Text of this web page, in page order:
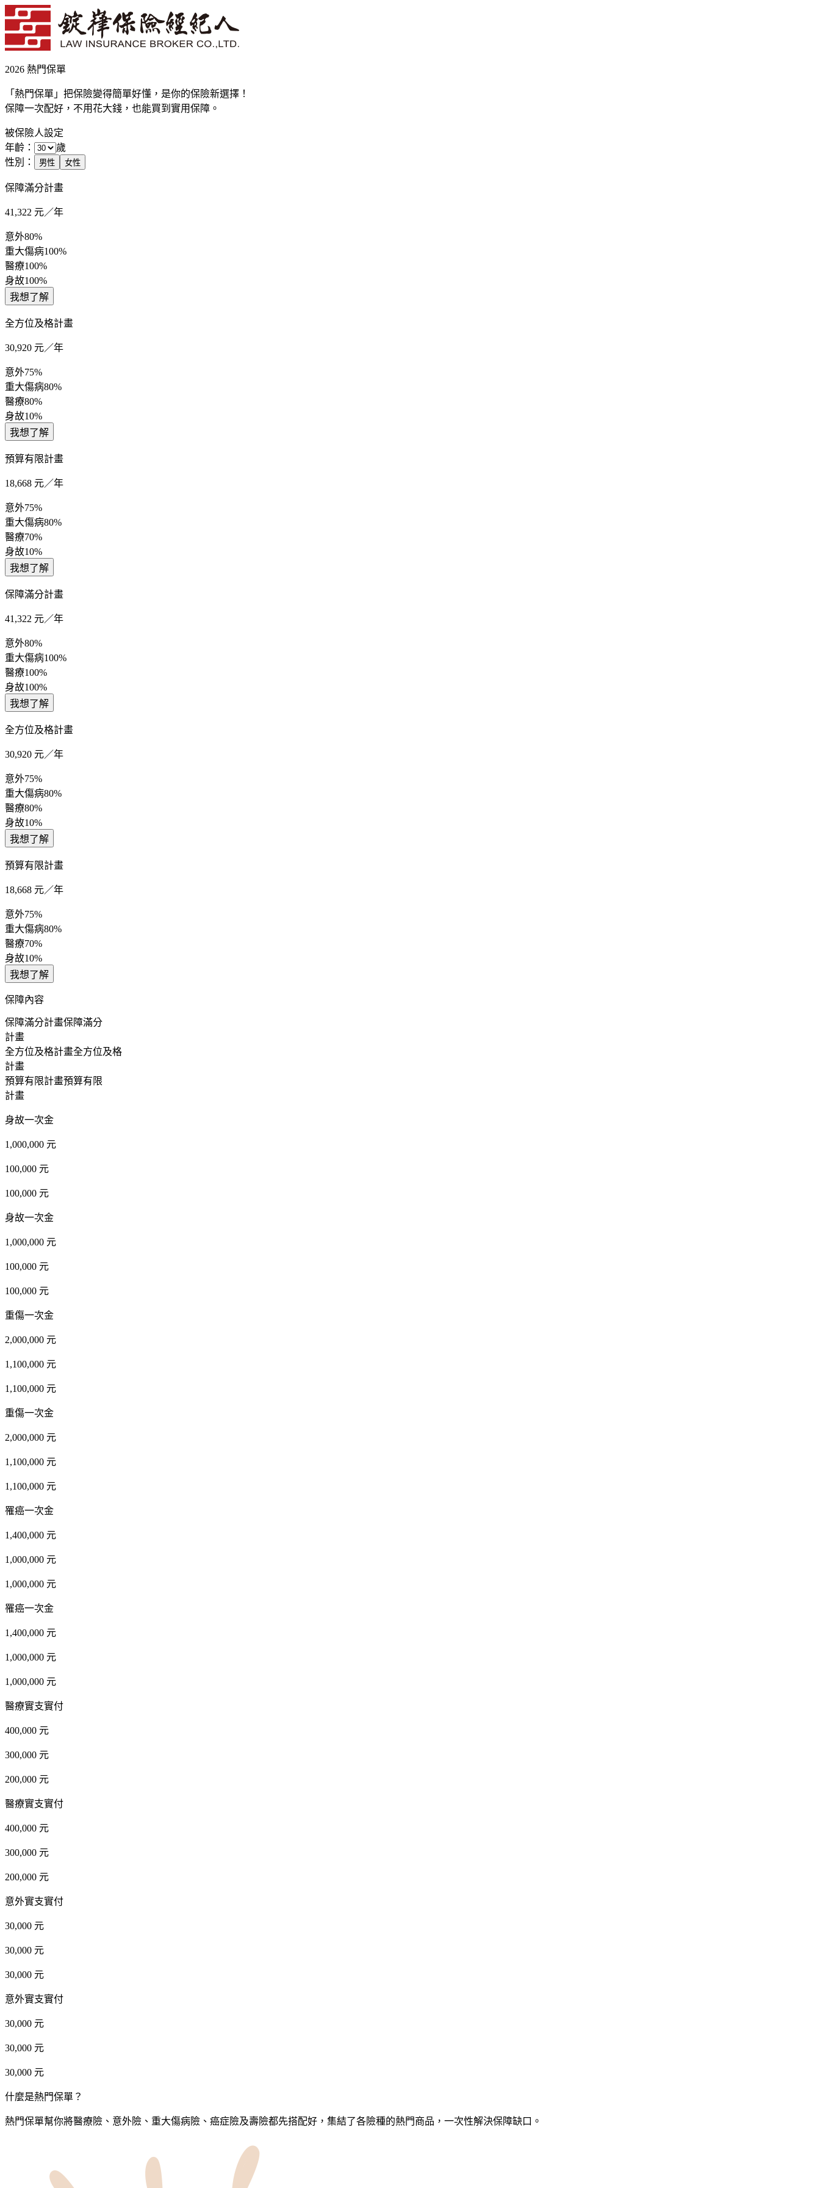
2026 熱門保單
「熱門保單」把保險變得簡單好懂，是你的保險新選擇！
保障一次配好，不用花大錢，也能買到實用保障。
被保險人設定
年齡：
歲
性別：
男性 女性
保障滿分計畫
41,322 元／年
意外80%
重大傷病100%
醫療100%
身故100%
我想了解
全方位及格計畫
30,920 元／年
意外75%
重大傷病80%
醫療80%
身故10%
我想了解
預算有限計畫
18,668 元／年
意外75%
重大傷病80%
醫療70%
身故10%
我想了解
保障滿分計畫
41,322 元／年
意外80%
重大傷病100%
醫療100%
身故100%
我想了解
全方位及格計畫
30,920 元／年
意外75%
重大傷病80%
醫療80%
身故10%
我想了解
預算有限計畫
18,668 元／年
意外75%
重大傷病80%
醫療70%
身故10%
我想了解
保障內容
保障滿分計畫保障滿分
計畫
全方位及格計畫全方位及格
計畫
預算有限計畫預算有限
計畫
身故一次金
1,000,000 元
100,000 元
100,000 元
身故一次金
1,000,000 元
100,000 元
100,000 元
重傷一次金
2,000,000 元
1,100,000 元
1,100,000 元
重傷一次金
2,000,000 元
1,100,000 元
1,100,000 元
罹癌一次金
1,400,000 元
1,000,000 元
1,000,000 元
罹癌一次金
1,400,000 元
1,000,000 元
1,000,000 元
醫療實支實付
400,000 元
300,000 元
200,000 元
醫療實支實付
400,000 元
300,000 元
200,000 元
意外實支實付
30,000 元
30,000 元
30,000 元
意外實支實付
30,000 元
30,000 元
30,000 元
什麼是熱門保單？
熱門保單幫你將醫療險、意外險、重大傷病險、癌症險及壽險都先搭配好，集結了各險種的熱門商品，一次性解決保障缺口。